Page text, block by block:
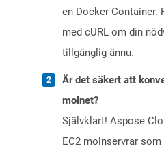
en Docker Container.
med cURL om din
tillgänglig ännu.
Är det säkert att
molnet?
Självklart! Aspose
EC2 molnservrar